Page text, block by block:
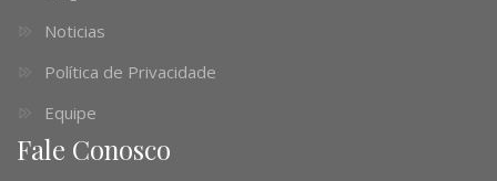
Noticias
Política de Privacidade
Equipe
Fale Conosco